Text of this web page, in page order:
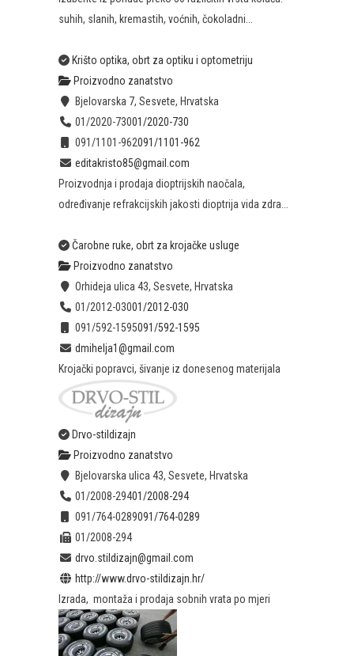
suhih, slanih, kremastih, voćnih, čokoladni...
Krišto optika, obrt za optiku i optometriju
Proizvodno zanatstvo
Bjelovarska 7, Sesvete, Hrvatska
01/2020-73001/2020-730
091/1101-962091/1101-962
editakristo85@gmail.com
Proizvodnja i prodaja dioptrijskih naočala,
određivanje refrakcijskih jakosti dioptrija vida zdra...
Čarobne ruke, obrt za krojačke usluge
Proizvodno zanatstvo
Orhideja ulica 43, Sesvete, Hrvatska
01/2012-03001/2012-030
091/592-1595091/592-1595
dmihelja1@gmail.com
Krojački popravci, šivanje iz donesenog materijala
Drvo-stildizajn
Proizvodno zanatstvo
Bjelovarska ulica 43, Sesvete, Hrvatska
01/2008-29401/2008-294
091/764-0289091/764-0289
01/2008-294
drvo.stildizajn@gmail.com
http://www.drvo-stildizajn.hr/
Izrada, montaža i prodaja sobnih vrata po mjeri